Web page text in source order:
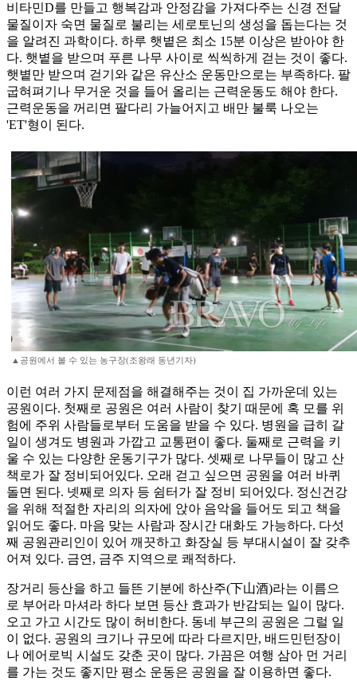
비타민D를 만들고 행복감과 안정감을 가져다주는 신경 전달
물질이자 숙면 물질로 불리는 세로토닌의 생성을 돕는다는 것
을 알려진 과학이다. 하루 햇볕은 최소 15분 이상은 받아야 한
다. 햇볕을 받으며 푸른 나무 사이로 씩씩하게 걷는 것이 좋다.
햇볕만 받으며 걷기와 같은 유산소 운동만으로는 부족하다. 팔
굽혀펴기나 무거운 것을 들어 올리는 근력운동도 해야 한다.
근력운동을 꺼리면 팔다리 가늘어지고 배만 불룩 나오는
'ET'형이 된다.
▲공원에서 볼 수 있는 농구장(조왕래 동년기자)
이런 여러 가지 문제점을 해결해주는 것이 집 가까운데 있는
공원이다. 첫째로 공원은 여러 사람이 찾기 때문에 혹 모를 위
험에 주위 사람들로부터 도움을 받을 수 있다. 병원을 급히 갈
일이 생겨도 병원과 가깝고 교통편이 좋다. 둘째로 근력을 키
울 수 있는 다양한 운동기구가 많다. 셋째로 나무들이 많고 산
책로가 잘 정비되어있다. 오래 걷고 싶으면 공원을 여러 바퀴
돌면 된다. 넷째로 의자 등 쉼터가 잘 정비 되어있다. 정신건강
을 위해 적절한 자리의 의자에 앉아 음악을 들어도 되고 책을
읽어도 좋다. 마음 맞는 사람과 장시간 대화도 가능하다. 다섯
째 공원관리인이 있어 깨끗하고 화장실 등 부대시설이 잘 갖추
어져 있다. 금연, 금주 지역으로 쾌적하다.
장거리 등산을 하고 들뜬 기분에 하산주(下山酒)라는 이름으
로 부어라 마셔라 하다 보면 등산 효과가 반감되는 일이 많다.
오고 가고 시간도 많이 허비한다. 동네 부근의 공원은 그럴 일
이 없다. 공원의 크기나 규모에 따라 다르지만, 배드민턴장이
나 에어로빅 시설도 갖춘 곳이 많다. 가끔은 여행 삼아 먼 거리
를 가는 것도 좋지만 평소 운동은 공원을 잘 이용하면 좋다.